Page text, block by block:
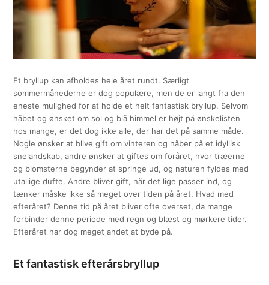
Et bryllup kan afholdes hele året rundt. Særligt
sommermånederne er dog populære, men de er langt fra den
eneste mulighed for at holde et helt fantastisk bryllup. Selvom
håbet og ønsket om sol og blå himmel er højt på ønskelisten
hos mange, er det dog ikke alle, der har det på samme måde.
Nogle ønsker at blive gift om vinteren og håber på et idyllisk
snelandskab, andre ønsker at giftes om foråret, hvor træerne
og blomsterne begynder at springe ud, og naturen fyldes med
utallige dufte. Andre bliver gift, når det lige passer ind, og
tænker måske ikke så meget over tiden på året. Hvad med
efteråret? Denne tid på året bliver ofte overset, da mange
forbinder denne periode med regn og blæst og mørkere tider.
Efteråret har dog meget andet at byde på.
Et fantastisk efterårsbryllup